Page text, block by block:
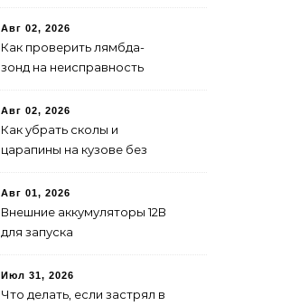
Авг 02, 2026
Как проверить лямбда-
зонд на неисправность
Авг 02, 2026
Как убрать сколы и
царапины на кузове без
Авг 01, 2026
Внешние аккумуляторы 12В
для запуска
выбрать
Июл 31, 2026
Что делать, если застрял в